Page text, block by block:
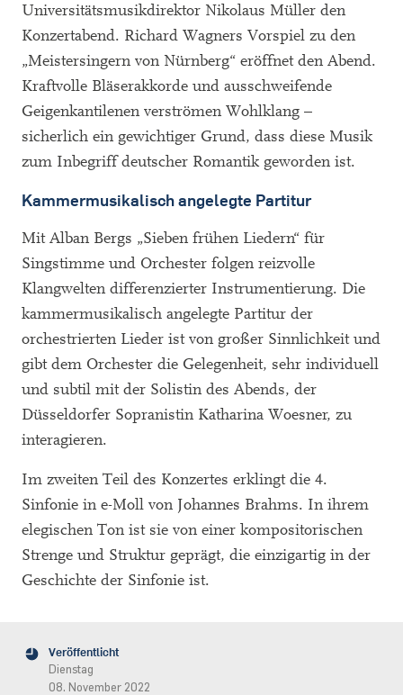
Universitätsmusikdirektor Nikolaus Müller den
Konzertabend. Richard Wagners Vorspiel zu den
„Meistersingern von Nürnberg“ eröffnet den Abend.
Kraftvolle Bläserakkorde und ausschweifende
Geigenkantilenen verströmen Wohlklang –
sicherlich ein gewichtiger Grund, dass diese Musik
zum Inbegriff deutscher Romantik geworden ist.
Kammermusikalisch angelegte Partitur
Mit Alban Bergs „Sieben frühen Liedern“ für
Singstimme und Orchester folgen reizvolle
Klangwelten differenzierter Instrumentierung. Die
kammermusikalisch angelegte Partitur der
orchestrierten Lieder ist von großer Sinnlichkeit und
gibt dem Orchester die Gelegenheit, sehr individuell
und subtil mit der Solistin des Abends, der
Düsseldorfer Sopranistin Katharina Woesner, zu
interagieren.
Im zweiten Teil des Konzertes erklingt die 4.
Sinfonie in e-Moll von Johannes Brahms. In ihrem
elegischen Ton ist sie von einer kompositorischen
Strenge und Struktur geprägt, die einzigartig in der
Geschichte der Sinfonie ist.
Veröffentlicht
Dienstag
08. November 2022